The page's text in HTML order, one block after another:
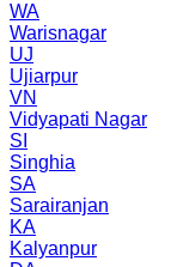
WA
Warisnagar
UJ
Ujiarpur
VN
Vidyapati Nagar
SI
Singhia
SA
Sarairanjan
KA
Kalyanpur